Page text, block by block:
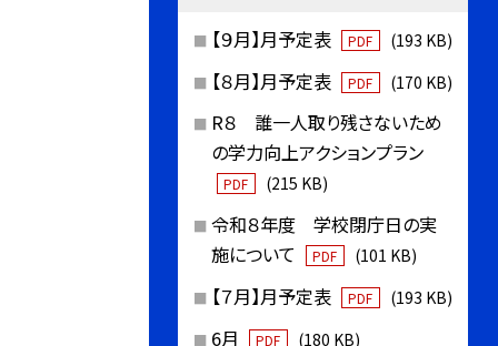
【９月】月予定表 PDF (193 KB)
【８月】月予定表 PDF (170 KB)
R８ 誰一人取り残さないため
の学力向上アクションプラン
PDF (215 KB)
令和８年度 学校閉庁日の実
施について
PDF (101 KB)
【７月】月予定表 PDF (193 KB)
6月 PDF (180 KB)